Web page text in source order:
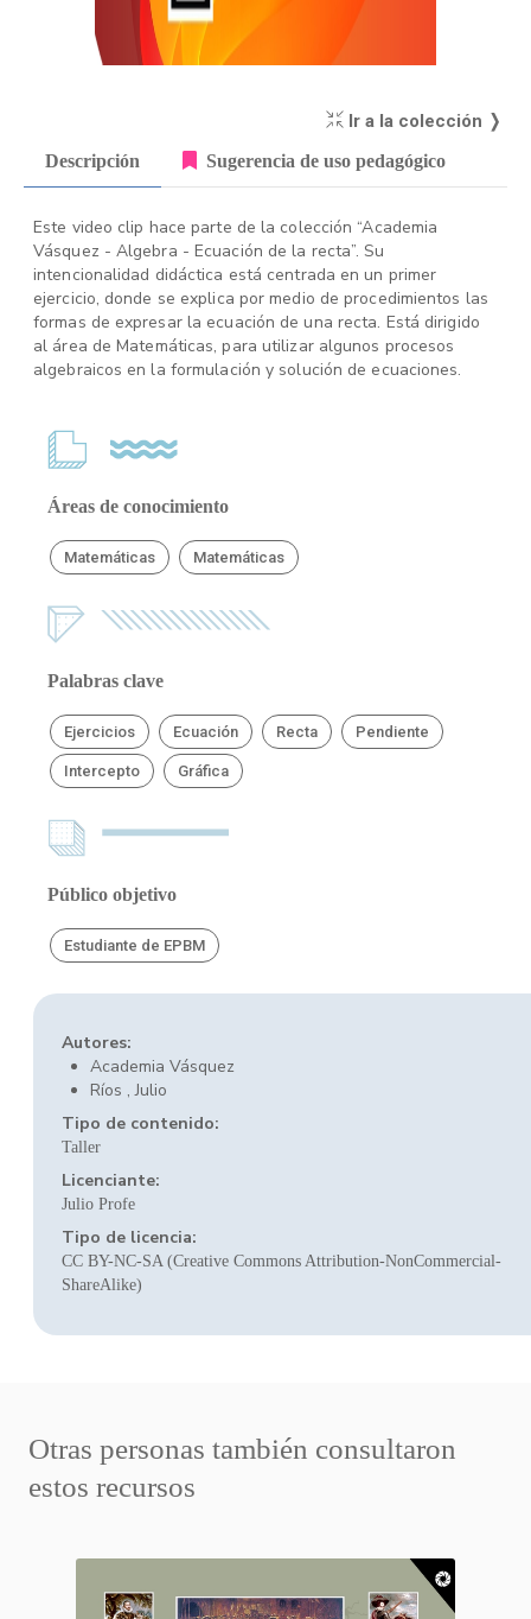
Ir a la colección ❭
Descripción Sugerencia de uso pedagógico
Este video clip hace parte de la colección “Academia
Vásquez - Algebra - Ecuación de la recta”. Su
intencionalidad didáctica está centrada en un primer
ejercicio, donde se explica por medio de procedimientos las
formas de expresar la ecuación de una recta. Está dirigido
al área de Matemáticas, para utilizar algunos procesos
algebraicos en la formulación y solución de ecuaciones.
Áreas de conocimiento
Matemáticas Matemáticas
Palabras clave
Ejercicios Ecuación Recta Pendiente
Intercepto Gráfica
Público objetivo
Estudiante de EPBM
Autores:
Academia Vásquez
Ríos , Julio
Tipo de contenido:
Taller
Licenciante:
Julio Profe
Tipo de licencia:
CC BY-NC-SA (Creative Commons Attribution-NonCommercial-
ShareAlike)
Otras personas también consultaron
estos recursos